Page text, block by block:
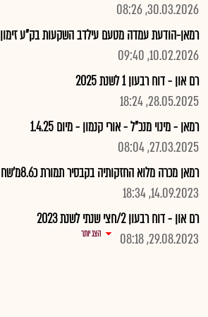
30.03.2026, 08:26
רמאן-הודעת עמדה מטעם עילדב השקעות בק"ע זימון
10.02.2026, 09:40
רם און - דוח רבעון 1 לשנת 2025
28.05.2025, 18:24
רמאן - מינוי מנכ"ל - אורי קנמון - מיום 1.4.25
27.03.2025, 08:04
רמאן מכרה מלוא החזקותיה בקבסיר תמורת כ8.6מ'שח )8.99 שח למנ'(
14.09.2023, 18:34
רם און - דוח רבעון 2/חצי שנתי לשנת 2023
29.08.2023, 08:18
הצג יותר